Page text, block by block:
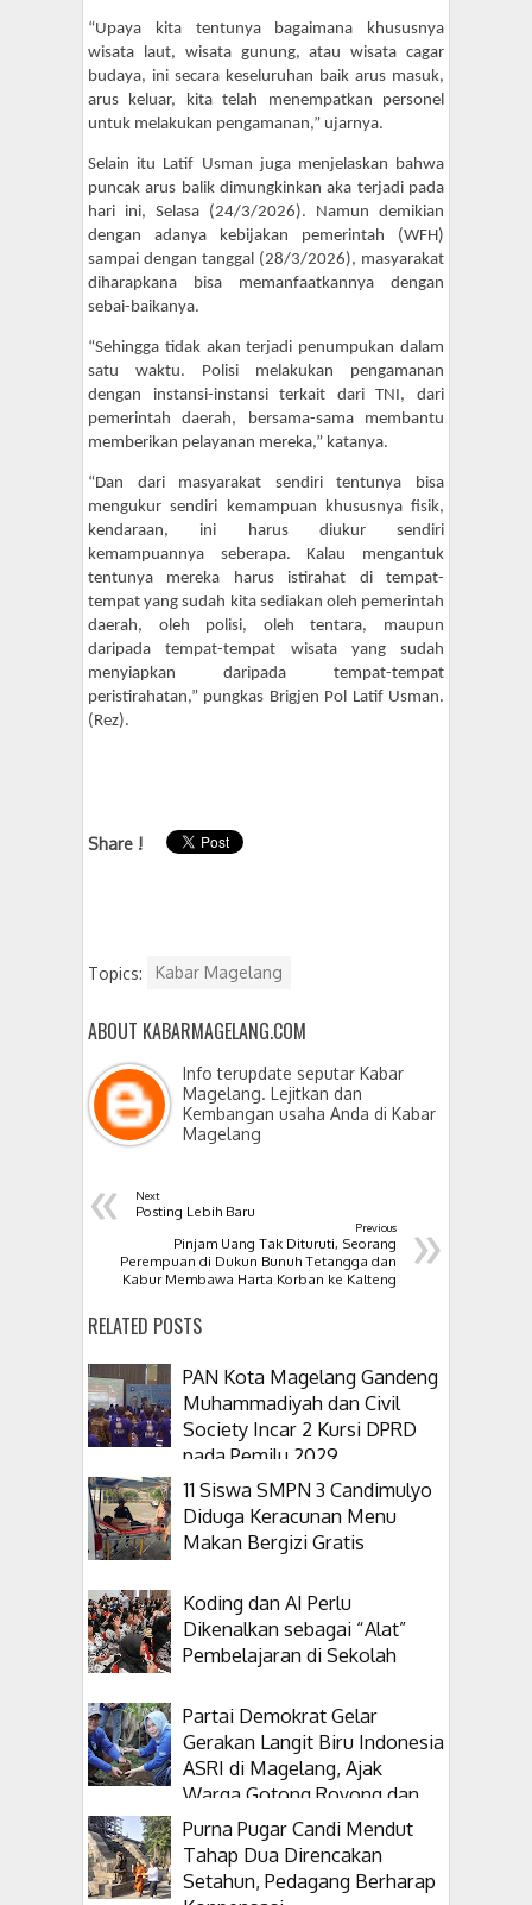
“Upaya kita tentunya bagaimana khususnya
wisata laut, wisata gunung, atau wisata cagar
budaya, ini secara keseluruhan baik arus masuk,
arus keluar, kita telah menempatkan personel
untuk melakukan pengamanan,” ujarnya.
Selain itu Latif Usman juga menjelaskan bahwa
puncak arus balik dimungkinkan aka terjadi pada
hari ini, Selasa (24/3/2026). Namun demikian
dengan adanya kebijakan pemerintah (WFH)
sampai dengan tanggal (28/3/2026), masyarakat
diharapkana bisa memanfaatkannya dengan
sebai-baikanya.
“Sehingga tidak akan terjadi penumpukan dalam
satu waktu. Polisi melakukan pengamanan
dengan instansi-instansi terkait dari TNI, dari
pemerintah daerah, bersama-sama membantu
memberikan pelayanan mereka,” katanya.
“Dan dari masyarakat sendiri tentunya bisa
mengukur sendiri kemampuan khususnya fisik,
kendaraan, ini harus diukur sendiri
kemampuannya seberapa. Kalau mengantuk
tentunya mereka harus istirahat di tempat-
tempat yang sudah kita sediakan oleh pemerintah
daerah, oleh polisi, oleh tentara, maupun
daripada tempat-tempat wisata yang sudah
menyiapkan daripada tempat-tempat
peristirahatan,” pungkas Brigjen Pol Latif Usman.
(Rez).
Share !
Topics: Kabar Magelang
ABOUT KABARMAGELANG.COM
Info terupdate seputar Kabar
Magelang. Lejitkan dan
Kembangan usaha Anda di Kabar
Magelang
« Next
Posting Lebih Baru »
Previous
Pinjam Uang Tak Dituruti, Seorang
Perempuan di Dukun Bunuh Tetangga dan
Kabur Membawa Harta Korban ke Kalteng
RELATED POSTS
PAN Kota Magelang Gandeng
Muhammadiyah dan Civil
Society Incar 2 Kursi DPRD
pada Pemilu 2029
11 Siswa SMPN 3 Candimulyo
Diduga Keracunan Menu
Makan Bergizi Gratis
Koding dan AI Perlu
Dikenalkan sebagai “Alat”
Pembelajaran di Sekolah
Partai Demokrat Gelar
Gerakan Langit Biru Indonesia
ASRI di Magelang, Ajak
Warga Gotong Royong dan
Tanam Pohon
Purna Pugar Candi Mendut
Tahap Dua Direncakan
Setahun, Pedagang Berharap